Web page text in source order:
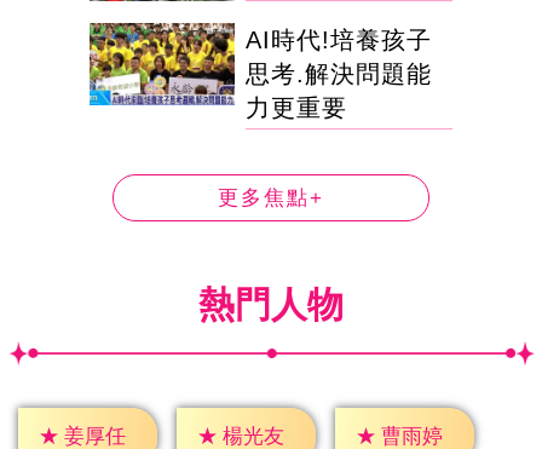
AI時代!培養孩子
思考.解決問題能
力更重要
更多焦點+
熱門人物
★ 姜厚任 ★ 楊光友 ★ 曹雨婷